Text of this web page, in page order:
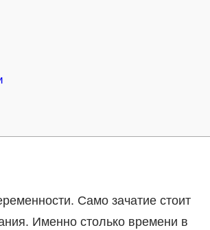
Само зачатие стоит
Именно столько времени в